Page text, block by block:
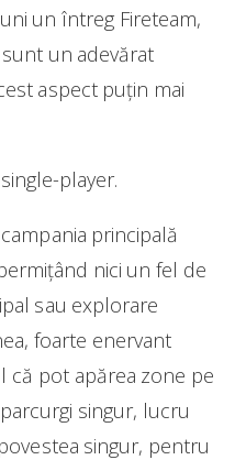
un întreg Fireteam,
un adevărat
aspect puțin mai
player.
principală
nici un fel de
sau explorare
foarte enervant
că pot apărea zone pe
singur, lucru
singur, pentru